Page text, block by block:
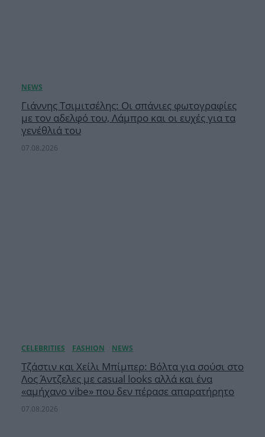
Γιάννης Τσιμιτσέλης: Οι σπάνιες φωτογραφίες
με τον αδελφό του, Λάμπρο και οι ευχές για τα
γενέθλιά του
07.08.2026
Τζάστιν και Χείλι Μπίμπερ: Βόλτα για σούσι στο
Λος Άντζελες με casual looks αλλά και ένα
«αμήχανο vibe» που δεν πέρασε απαρατήρητο
07.08.2026